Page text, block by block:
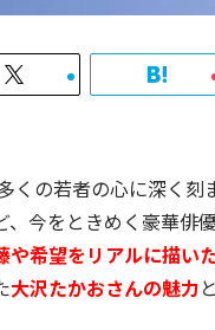
くの若者の心に深く刻
、今をときめく豪華俳
や希望をリアルに描い
大沢たかおさんの魅力